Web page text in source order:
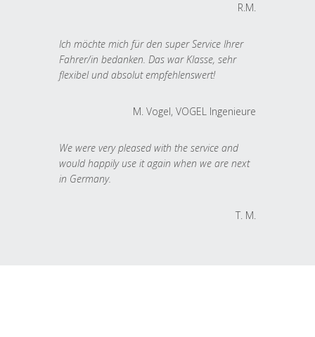
R.M.
Ich möchte mich für den super Service Ihrer
Fahrer/in bedanken. Das war Klasse, sehr
flexibel und absolut empfehlenswert!
M. Vogel, VOGEL Ingenieure
We were very pleased with the service and
would happily use it again when we are next
in Germany.
T. M.